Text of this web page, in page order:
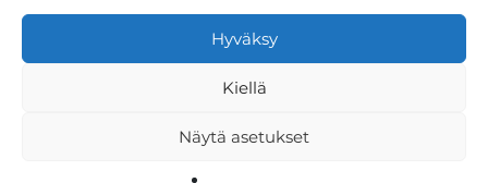
Hyväksy
Kiellä
Näytä asetukset
31.8.2026